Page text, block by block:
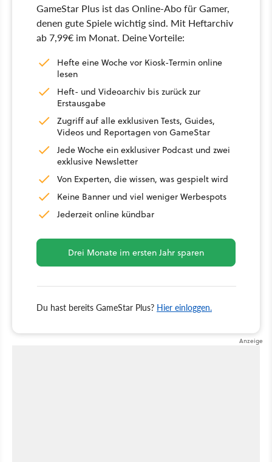
GameStar Plus ist das Online-Abo für Gamer,
denen gute Spiele wichtig sind. Mit Heftarchiv
ab 7,99€ im Monat. Deine Vorteile:
Hefte eine Woche vor Kiosk-Termin online
lesen
Heft- und Videoarchiv bis zurück zur
Erstausgabe
Zugriff auf alle exklusiven Tests, Guides,
Videos und Reportagen von GameStar
Jede Woche ein exklusiver Podcast und zwei
exklusive Newsletter
Von Experten, die wissen, was gespielt wird
Keine Banner und viel weniger Werbespots
Jederzeit online kündbar
Drei Monate im ersten Jahr sparen
Du hast bereits GameStar Plus? Hier einloggen.